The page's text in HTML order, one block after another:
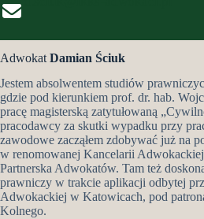
Adwokat Damian Ściuk
Jestem absolwentem studiów
gdzie pod kierunkiem prof. dr. hab.
pracę magisterską zatytułowaną
pracodawcy za skutki wypadku przy
zawodowe zacząłem zdobywać już na
w renomowanej Kancelarii
Partnerska Adwokatów. Tam też
prawniczy w trakcie aplikacji odbytej
Adwokackiej w Katowicach, pod
Kolnego.